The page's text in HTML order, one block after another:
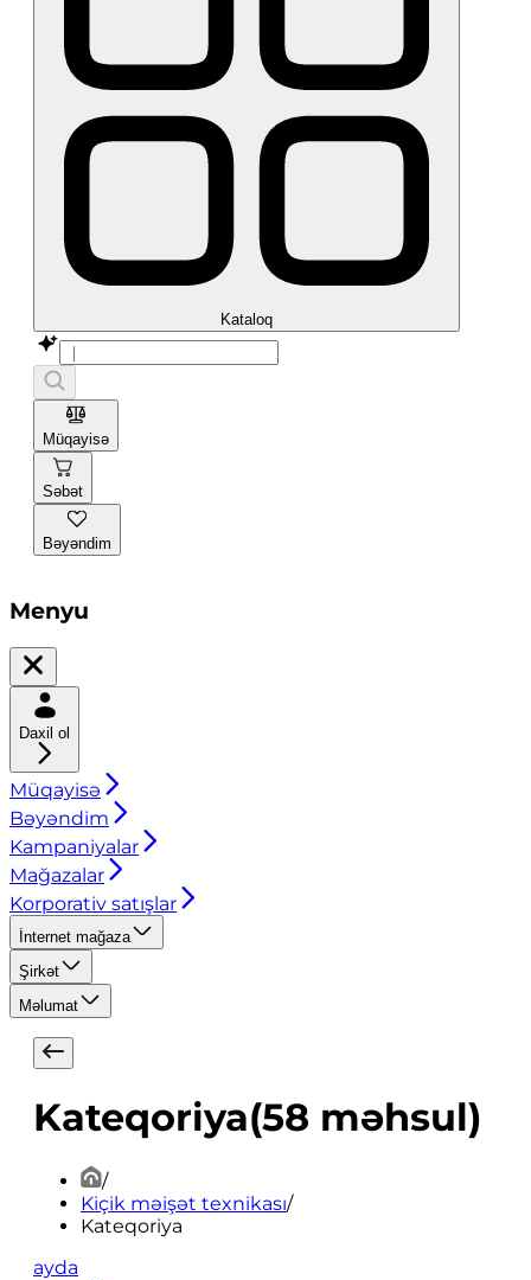
Kataloq
Müqayisə
Səbət
Bəyəndim
Menyu
Daxil ol
Müqayisə
Bəyəndim
Kampaniyalar
Mağazalar
Korporativ satışlar
İnternet mağaza
Şirkət
Məlumat
Kateqoriya(58 məhsul)
/
Kiçik məişət texnikası/
Kateqoriya
ayda